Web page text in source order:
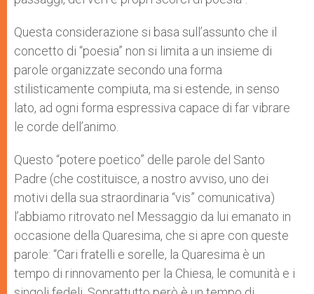
Questa considerazione si basa sull’assunto che il
concetto di “poesia” non si limita a un insieme di
parole organizzate secondo una forma
stilisticamente compiuta, ma si estende, in senso
lato, ad ogni forma espressiva capace di far vibrare
le corde dell’animo.
Questo “potere poetico” delle parole del Santo
Padre (che costituisce, a nostro avviso, uno dei
motivi della sua straordinaria “vis” comunicativa)
l’abbiamo ritrovato nel Messaggio da lui emanato in
occasione della Quaresima, che si apre con queste
parole: “Cari fratelli e sorelle, la Quaresima è un
tempo di rinnovamento per la Chiesa, le comunità e i